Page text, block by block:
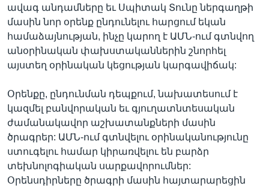
«ԱՄԵՐԻԿԱՅԻ ՁԱՅՆ»-Ի ԿԱՆՈՆԱԴՐՈՒԹՅՈՒՆ
ԿԱՊ ՄԵԶ ՀԵՏ
Learning English
ՀԵՏԵՒԵՔ ՄԵԶ
Լեզուներ
ավագ անդամները եւ Սպիտակ Տունը ներգաղթի
մասին նոր օրենք ընդունելու հարցում եկան
համաձայնության, ինչը կարող է ԱՄՆ-ում գտնվող
անօրինական փախստականներին շնորհել
այստեղ օրինական կեցության կարգավիճակ:
Օրենքը, ընդունման դեպքում, նախատեսում է
կազմել բանվորական եւ գյուղատնտեսական
ժամանակավոր աշխատանքների մասին
ծրագրեր: ԱՄՆ-ում գտնվելու օրինականությունը
ստուգելու համար կիրառվելու են բարձր
տեխնոլոգիական սարքավորումներ:
Օրենսդիրները ծրագրի մասին հայտարարեցին